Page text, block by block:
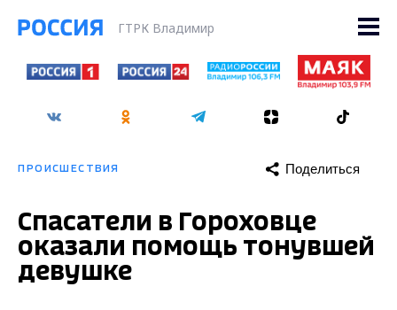
ГТРК Владимир
ПРОИСШЕСТВИЯ Поделиться
Спасатели в Гороховце
оказали помощь тонувшей
девушке